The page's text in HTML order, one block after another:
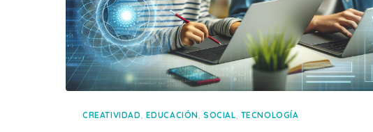
CREATIVIDAD, EDUCACIÓN,SOCIAL, TECNOLOGÍA